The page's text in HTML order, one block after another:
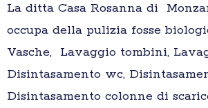
La ditta Casa Rosanna di
occupa della pulizia fosse
Vasche, Lavaggio tombini,
Disintasamento wc,
Disintasamento colonne di